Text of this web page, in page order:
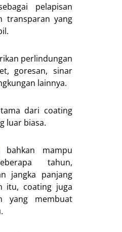
pelapisan
transparan yang
perlindungan
goresan, sinar
lainnya.
dari coating
luar biasa.
mampu
tahun,
jangka panjang
itu, coating juga
yang membuat